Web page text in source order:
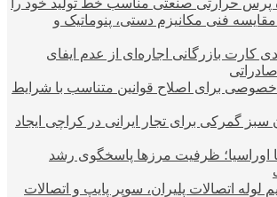
حرارتی صنعتی مناسب خط تولید خود را
مقایسه فنی مکانیزم دستی، پنوماتیک و
درصدی کارت بازرگانی اجاره‌ای از عدم ایفای
برای اصلاح قوانین متناسب با شرایط
سبز گمرکی برای تجار ایرانی در کراچی ایجاد
اوراسیا؛ ظرفیت مرزها پاسخگوی رشد
اتصالات پلیران، سوپر پایپ و اتصالات